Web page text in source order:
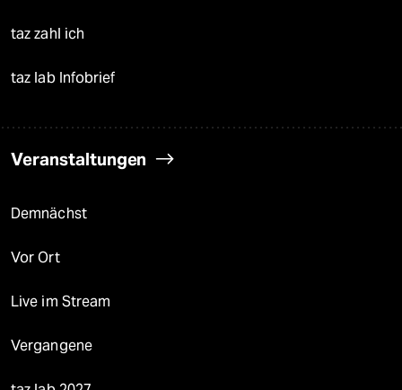
taz zahl ich
taz lab Infobrief
Veranstaltungen
Demnächst
Vor Ort
Live im Stream
Vergangene